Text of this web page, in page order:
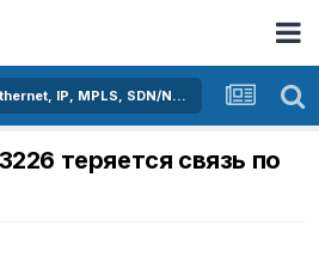
Активное оборудование Ethernet, IP, MPLS, SDN/NFV...
теряется связь по